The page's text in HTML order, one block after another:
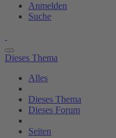
Anmelden
Suche
Dieses Thema
Alles
Dieses Thema
Dieses Forum
Seiten